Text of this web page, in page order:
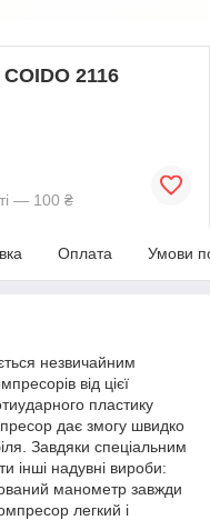
2116
— 100 ₴
Оплата Умови
незвичайним
від цієї
пластику
дає змогу швидко
Завдяки спеціальним
інші надувні вироби:
манометр завжди
легкий і